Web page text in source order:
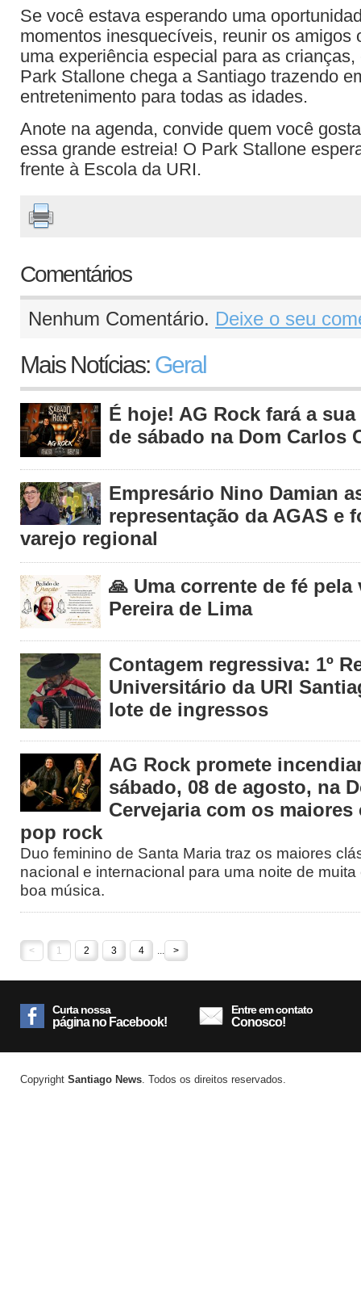
Se você estava esperando uma
momentos inesquecíveis, reunir os amigos
uma experiência especial para as
Park Stallone chega a Santiago trazendo
entretenimento para todas as idades.
Anote na agenda, convide quem você
essa grande estreia! O Park Stallone
frente à Escola da URI.
Comentários
Nenhum Comentário. Deixe o seu
Mais Notícias: Geral
É hoje! AG Rock fará a
de sábado na Dom Carlos
Empresário Nino Damian
representação da AGAS e
varejo regional
🙏 Uma corrente de fé pela
Pereira de Lima
Contagem regressiva: 1º
Universitário da URI
lote de ingressos
AG Rock promete
sábado, 08 de agosto, na
Cervejaria com os
pop rock
Duo feminino de Santa Maria traz os maiores
nacional e internacional para uma noite de
boa música.
< 1 2 3 4 ... >
Curta nossa
página no Facebook!
Entre em contato
Conosco!
Copyright Santiago News. Todos os direitos reservados.